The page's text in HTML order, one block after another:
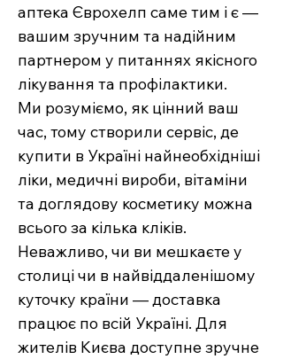
аптека Єврохелп саме тим і є —
вашим зручним та надійним
партнером у питаннях якісного
лікування та профілактики.
Ми розуміємо, як цінний ваш
час, тому створили сервіс, де
купити в Україні найнеобхідніші
ліки, медичні вироби, вітаміни
та доглядову косметику можна
всього за кілька кліків.
Неважливо, чи ви мешкаєте у
столиці чи в найвіддаленішому
куточку країни — доставка
працює по всій Україні. Для
жителів Києва доступне зручне